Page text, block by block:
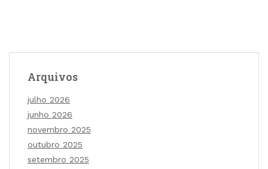
Arquivos
julho 2026
junho 2026
novembro 2025
outubro 2025
setembro 2025